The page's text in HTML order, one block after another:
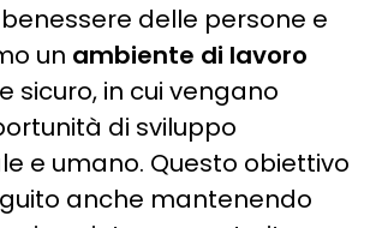
delle persone e
un ambiente di lavoro
e sicuro, in cui vengano
di sviluppo
e umano. Questo obiettivo
anche mantenendo